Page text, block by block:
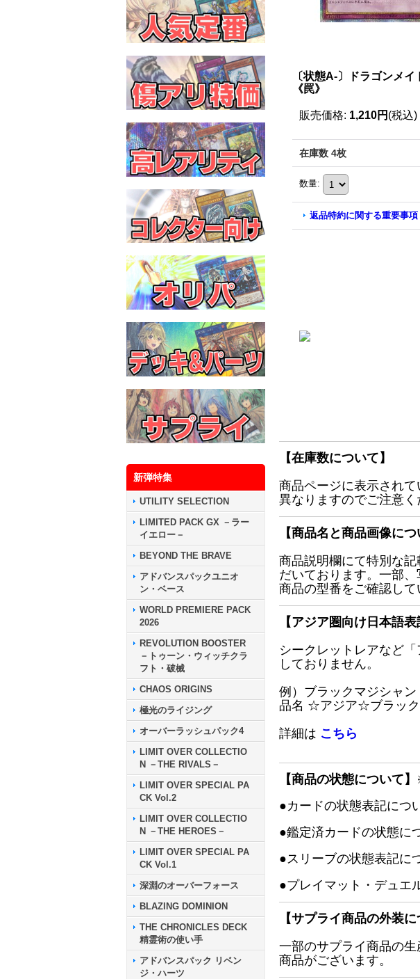
新弾特集
UTILITY SELECTION
LIMITED PACK GX －ラー
イエロー－
BEYOND THE BRAVE
アドバンスパックユニオ
ン・ベース
WORLD PREMIERE PACK
2026
REVOLUTION BOOSTER
－トゥーン・ウィッチクラ
フト・破械
CHAOS ORIGINS
極光のライジング
オーバーラッシュパック4
LIMIT OVER COLLECTIO
N －THE RIVALS－
LIMIT OVER SPECIAL PA
CK Vol.2
LIMIT OVER COLLECTIO
N －THE HEROES－
LIMIT OVER SPECIAL PA
CK Vol.1
深淵のオーバーフォース
BLAZING DOMINION
THE CHRONICLES DECK
精霊術の使い手
アドバンスパック リベン
ジ・ハーツ
〔状態A-〕ドラゴンメ
《罠》
販売価格: 1,210円 (税込)
在庫数 4枚
数量:
返品特約に関する重要事項
【在庫数について】
商品ページに表示され
異なりますのでご注意く
【商品名と商品画像につ
商品説明欄にて特別な
だいております。一部
商品の型番をご確認して
【アジア圏向け日本語
シークレットレアなど
しておりません。
例）ブラックマジシャ
品名 ☆アジア☆ブラック
詳細は こちら
【商品の状態について】
●カードの状態表記につ
●鑑定済カードの状態に
●スリーブの状態表記に
●プレイマット・デュエ
【サプライ商品の外装に
一部のサプライ商品の
商品がございます。